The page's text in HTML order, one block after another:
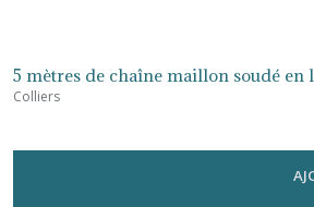
5 mètres de chaîne maillon soudé
Colliers